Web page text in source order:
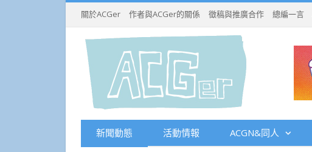
關於ACGer 作者與ACGer的關係 徵稿與推廣合作 總編一言
新聞動態 活動情報 ACGN&同人